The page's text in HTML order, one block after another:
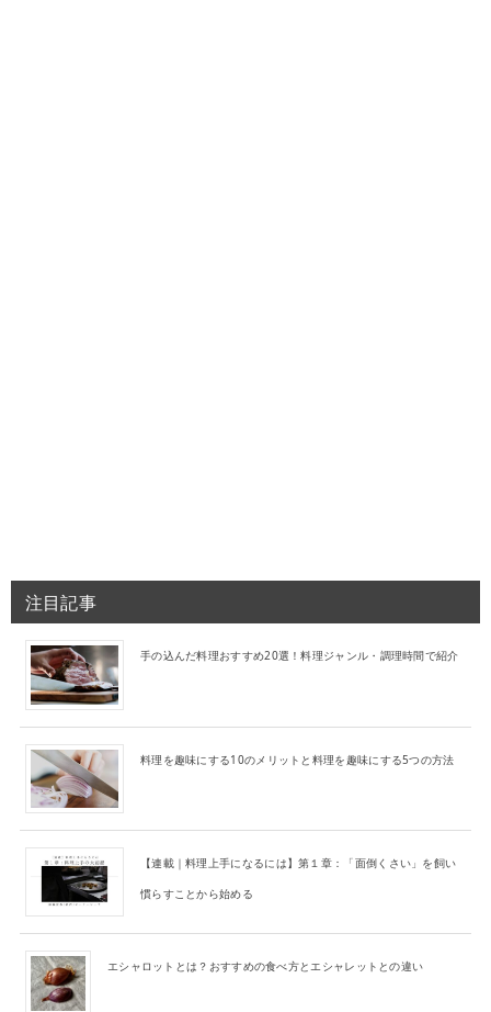
注目記事
手の込んだ料理おすすめ20選！料理ジャンル・調理時間で紹介
料理を趣味にする10のメリットと料理を趣味にする5つの方法
【連載｜料理上手になるには】第１章：「面倒くさい」を飼い
慣らすことから始める
エシャロットとは？おすすめの食べ方とエシャレットとの違い